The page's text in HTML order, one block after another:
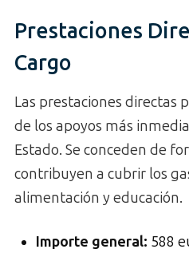
Prestaciones
Cargo
Las prestaciones directas
de los apoyos más
Estado. Se conceden de
contribuyen a cubrir los
alimentación y educación.
Importe general: 588